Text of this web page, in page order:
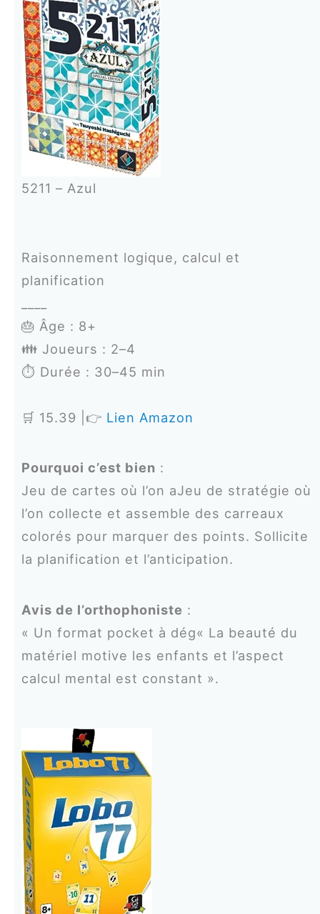
5211 – Azul
Raisonnement logique, calcul et
planification
🎂 Âge : 8+
👪 Joueurs : 2–4
⏱️ Durée : 30–45 min
🛒 15.39 |👉 Lien Amazon
Pourquoi c’est bien :
Jeu de cartes où l’on aJeu de stratégie où
l’on collecte et assemble des carreaux
colorés pour marquer des points. Sollicite
la planification et l’anticipation.
Avis de l’orthophoniste :
« Un format pocket à dég« La beauté du
matériel motive les enfants et l’aspect
calcul mental est constant ».